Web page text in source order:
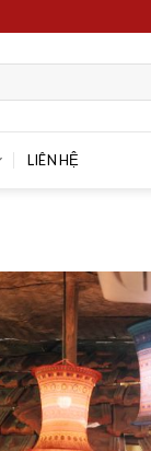
LIÊN HỆ